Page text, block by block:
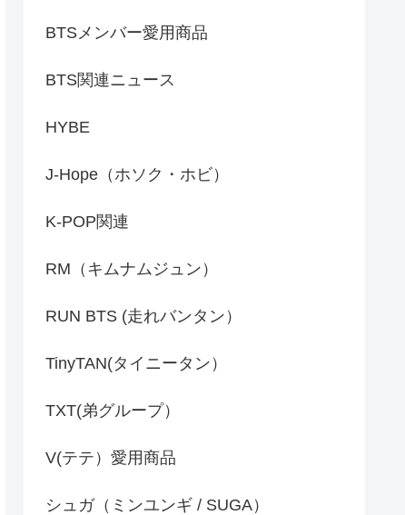
BTSメンバー愛用商品
BTS関連ニュース
HYBE
J-Hope（ホソク・ホビ）
K-POP関連
RM（キムナムジュン）
RUN BTS (走れバンタン）
TinyTAN(タイニータン）
TXT(弟グループ）
V(テテ）愛用商品
シュガ（ミンユンギ / SUGA）